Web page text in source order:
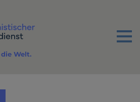
Menu
Welt.